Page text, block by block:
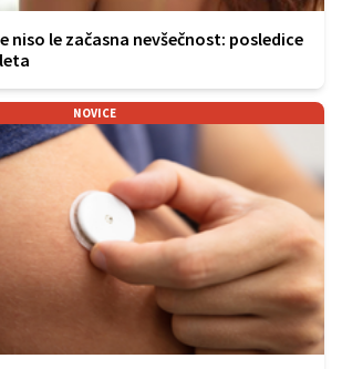
niso le začasna nevšečnost: posledice
NOVICE